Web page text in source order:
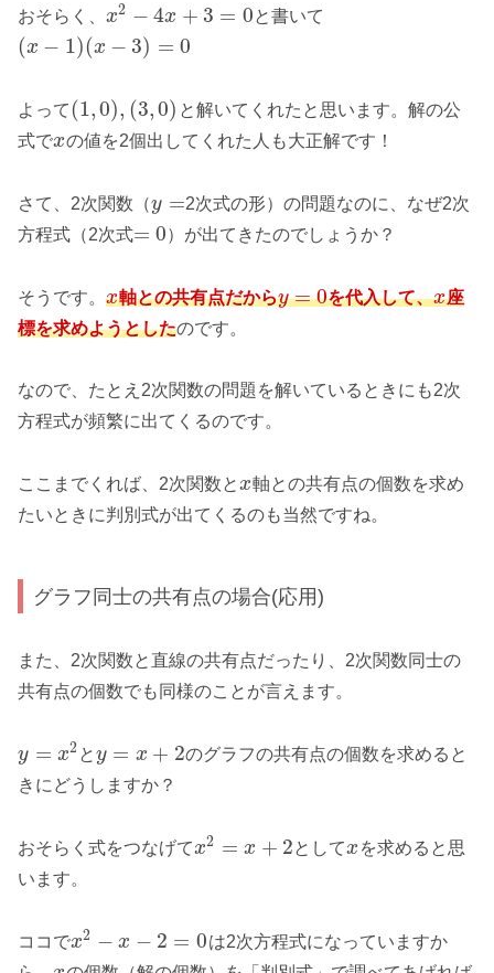
おそらく、 x2 − 4x + 3 = 0と書いて
(x − 1)(x − 3) = 0
よって(1,0), (3,0) と解いてくれたと思います。解の公
式でxの値を2個出してくれた人も大正解です！
さて、2次関数（y =2次式の形）の問題なのに、なぜ2次
方程式（2次式= 0）が出てきたのでしょうか？
そうです。 x軸との共有点だからy = 0を代入して、x座
標を求めようとしたのです。
なので、たとえ2次関数の問題を解いているときにも2次
方程式が頻繁に出てくるのです。
ここまでくれば、2次関数とx軸との共有点の個数を求め
たいときに判別式が出てくるのも当然ですね。
グラフ同士の共有点の場合(応用)
また、2次関数と直線の共有点だったり、2次関数同士の
共有点の個数でも同様のことが言えます。
y = x2 とy = x + 2のグラフの共有点の個数を求めると
きにどうしますか？
おそらく式をつなげてx2 = x + 2としてx を求めると思
います。
ココでx2 − x − 2 = 0は2次方程式になっていますか